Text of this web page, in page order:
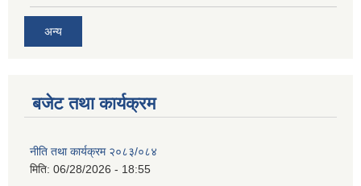
अन्य
बजेट तथा कार्यक्रम
नीति तथा कार्यक्रम २०८३/०८४
मिति: 06/28/2026 - 18:55